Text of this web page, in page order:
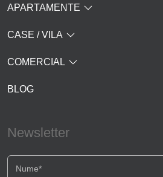
APARTAMENTE
CASE / VILA
COMERCIAL
BLOG
Newsletter